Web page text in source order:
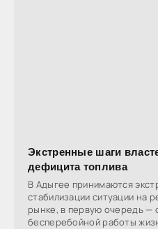
Экстренные шаги
дефицита топлива
В Адыгее принимаются
стабилизации ситуации на
рынке, в первую очередь —
бесперебойной работы